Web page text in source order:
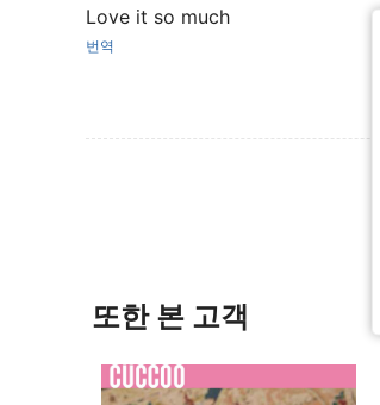
Love it so much
번역
또한 본 고객